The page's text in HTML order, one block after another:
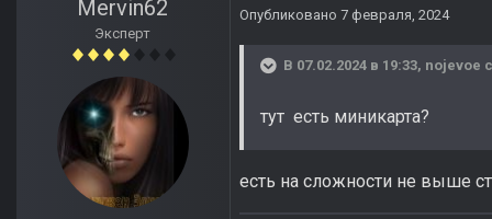
Mervin62
Эксперт
Опубликовано 7 февраля, 2024
В 07.02.2024 в 19:33, nojevoe
тут есть миникарта?
есть на сложности не выше